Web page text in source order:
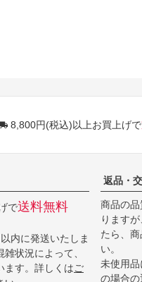
8,800円(税込)以上お買上げで
で送料無料
内に発送いたしま
状況によって、
ます。詳しくはご
返品・
商品の
ります
たら、
い。
未使用
の場合